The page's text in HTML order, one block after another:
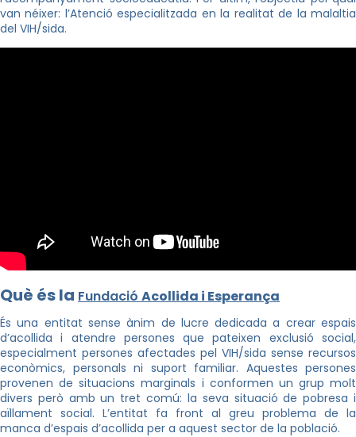
van néixer: l’Atenció especialitzada en la realitat de la malaltia
del VIH/sida.
Què és la Fundació Acollida i Esperança
És una entitat sense ànim de lucre dedicada a crear espais
d’acollida i atendre persones que pateixen exclusió social,
especialment persones afectades pel VIH/sida sense recursos
econòmics, personals ni suport familiar. Aquestes persones
provenen de situacions marginals i conformen un grup molt
divers però amb un tret comú: la seva situació de pobresa i
aïllament social. L’entitat fa front al greu problema de la
manca d’espais d’acollida per a aquest sector de la població.